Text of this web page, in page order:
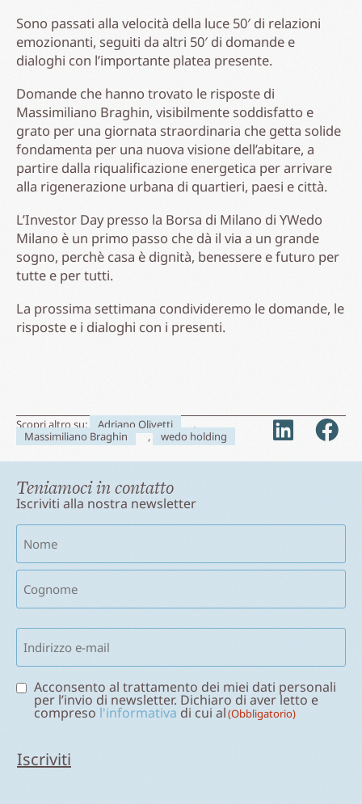
Sono passati alla velocità della luce 50′ di relazioni
emozionanti, seguiti da altri 50′ di domande e
dialoghi con l’importante platea presente.
Domande che hanno trovato le risposte di
Massimiliano Braghin, visibilmente soddisfatto e
grato per una giornata straordinaria che getta solide
fondamenta per una nuova visione dell’abitare, a
partire dalla riqualificazione energetica per arrivare
alla rigenerazione urbana di quartieri, paesi e città.
L’Investor Day presso la Borsa di Milano di YWedo
Milano è un primo passo che dà il via a un grande
sogno, perchè casa è dignità, benessere e futuro per
tutte e per tutti.
La prossima settimana condivideremo le domande, le
risposte e i dialoghi con i presenti.
Scopri altro su: Adriano Olivetti
,
Massimiliano Braghin
, wedo holding
Teniamoci in contatto
Iscriviti alla nostra newsletter
Nome
(Obbligatorio)
Email
(Obbligatorio)
Consenso
(Obbligatorio)
Acconsento al trattamento dei miei dati personali
per l’invio di newsletter. Dichiaro di aver letto e
compreso l'informativa di cui al(Obbligatorio)